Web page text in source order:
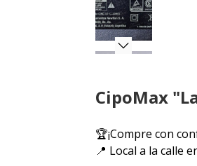
CipoMax
🏆¡Compre con
📍 Local a la calle